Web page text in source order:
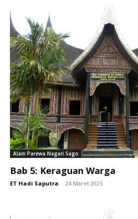
Alam Parewa Nagari Sago
Bab 5: Keraguan Warga
ET Hadi Saputra - 24 Maret 2025